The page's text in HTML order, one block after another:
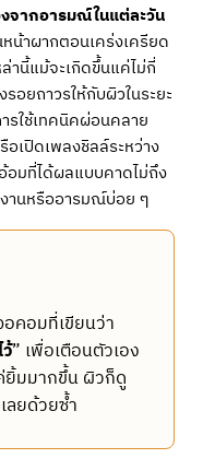
จากอารมณ์ในแต่ละวัน
น้าผากตอนเคร่งเครียด
นี้แม้จะเกิดขึ้นแค่ไม่กี่
อยถาวรให้กับผิวในระยะ
รใช้เทคนิคผ่อนคลาย
อเปิดเพลงชิลล์ระหว่าง
อมที่ได้ผลแบบคาดไม่ถึง
านหรืออารมณ์บ่อย ๆ
คอมที่เขียนว่า
” เพื่อเตือนตัวเอง
ยิ้มมากขึ้น ผิวก็ดู
ลยด้วยซ้ำ